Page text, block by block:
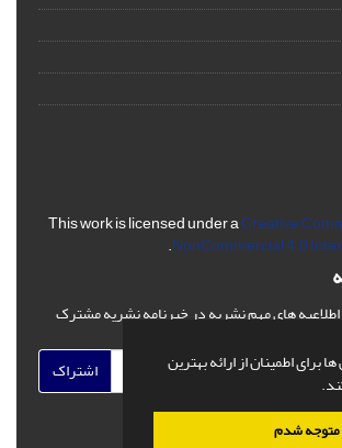
برای اطمینان از ارائه بهترین
متوجه شدم
This work is licensed under aCreative
NonCommercial 4.0
.
اطلاعیه های مهم نشریه در خبرنامه نشریه مشترک
اشتراک